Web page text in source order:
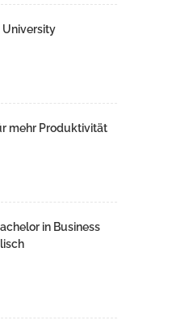
University
mehr Produktivität
in Business